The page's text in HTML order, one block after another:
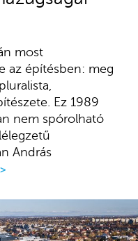
most
az építésben: meg
Ez 1989
nem spórolható
András